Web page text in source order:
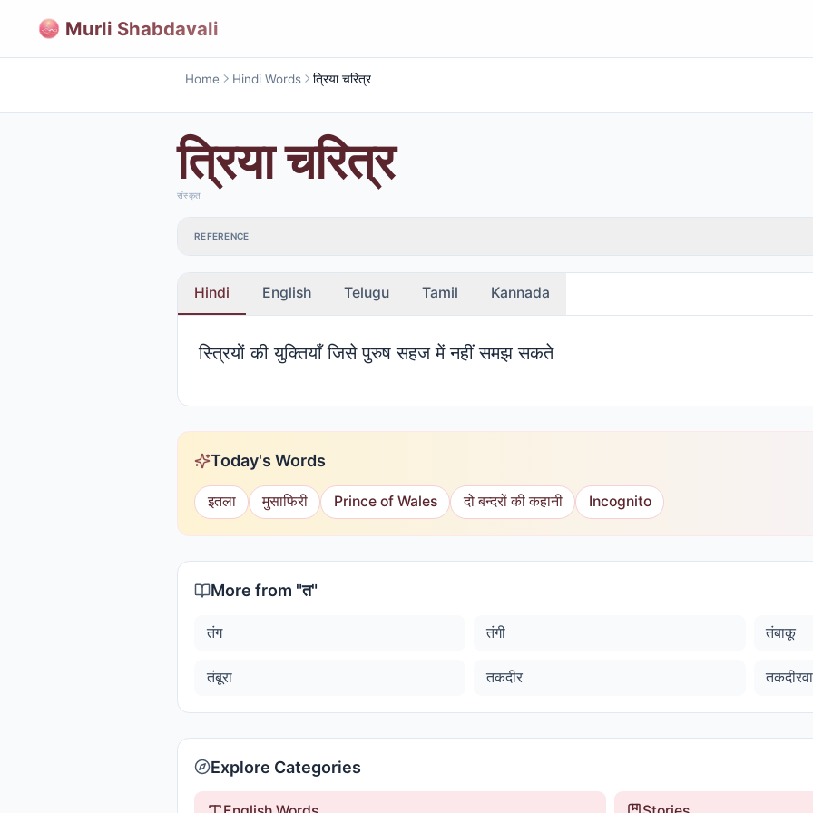
Murli Shabdavali
Home Hindi Words त्रिया चरित्र
त्रिया चरित्र
संस्कृत
REFERENCE
Hindi English Telugu Tamil Kannada
स्त्रियों की युक्तियाँ जिसे पुरुष सहज में नहीं समझ सकते
Today's Words
इतला मुसाफिरी Prince of Wales दो बन्दरों की कहानी Incognito
More from "त"
तंग तंगी तंबाकू
तंबूरा तकदीर
Explore Categories